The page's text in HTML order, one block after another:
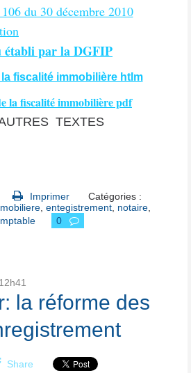
du 30 décembre 2010
établi par la DGFIP
fiscalité immobilière htlm
la fiscalité immobilière pdf
TEXTES
Imprimer
Catégories :
,entegistrement notaire
0
12h41
la réforme des
Share